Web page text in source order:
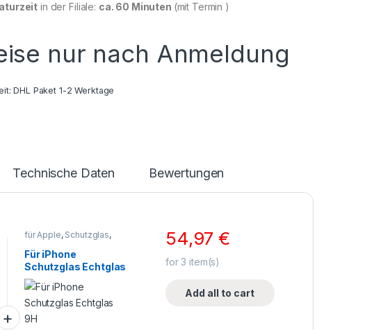
in der Filiale: ca. 60 Minuten (mit Termin )
nur nach Anmeldung
DHL Paket 1-2 Werktage
Technische Daten Bewertungen
für Apple, Schutzglas,
Smartphone Zubehör
Für iPhone
Schutzglas Echtglas
9H
54,97€
for3 item(s)
Add all to cart